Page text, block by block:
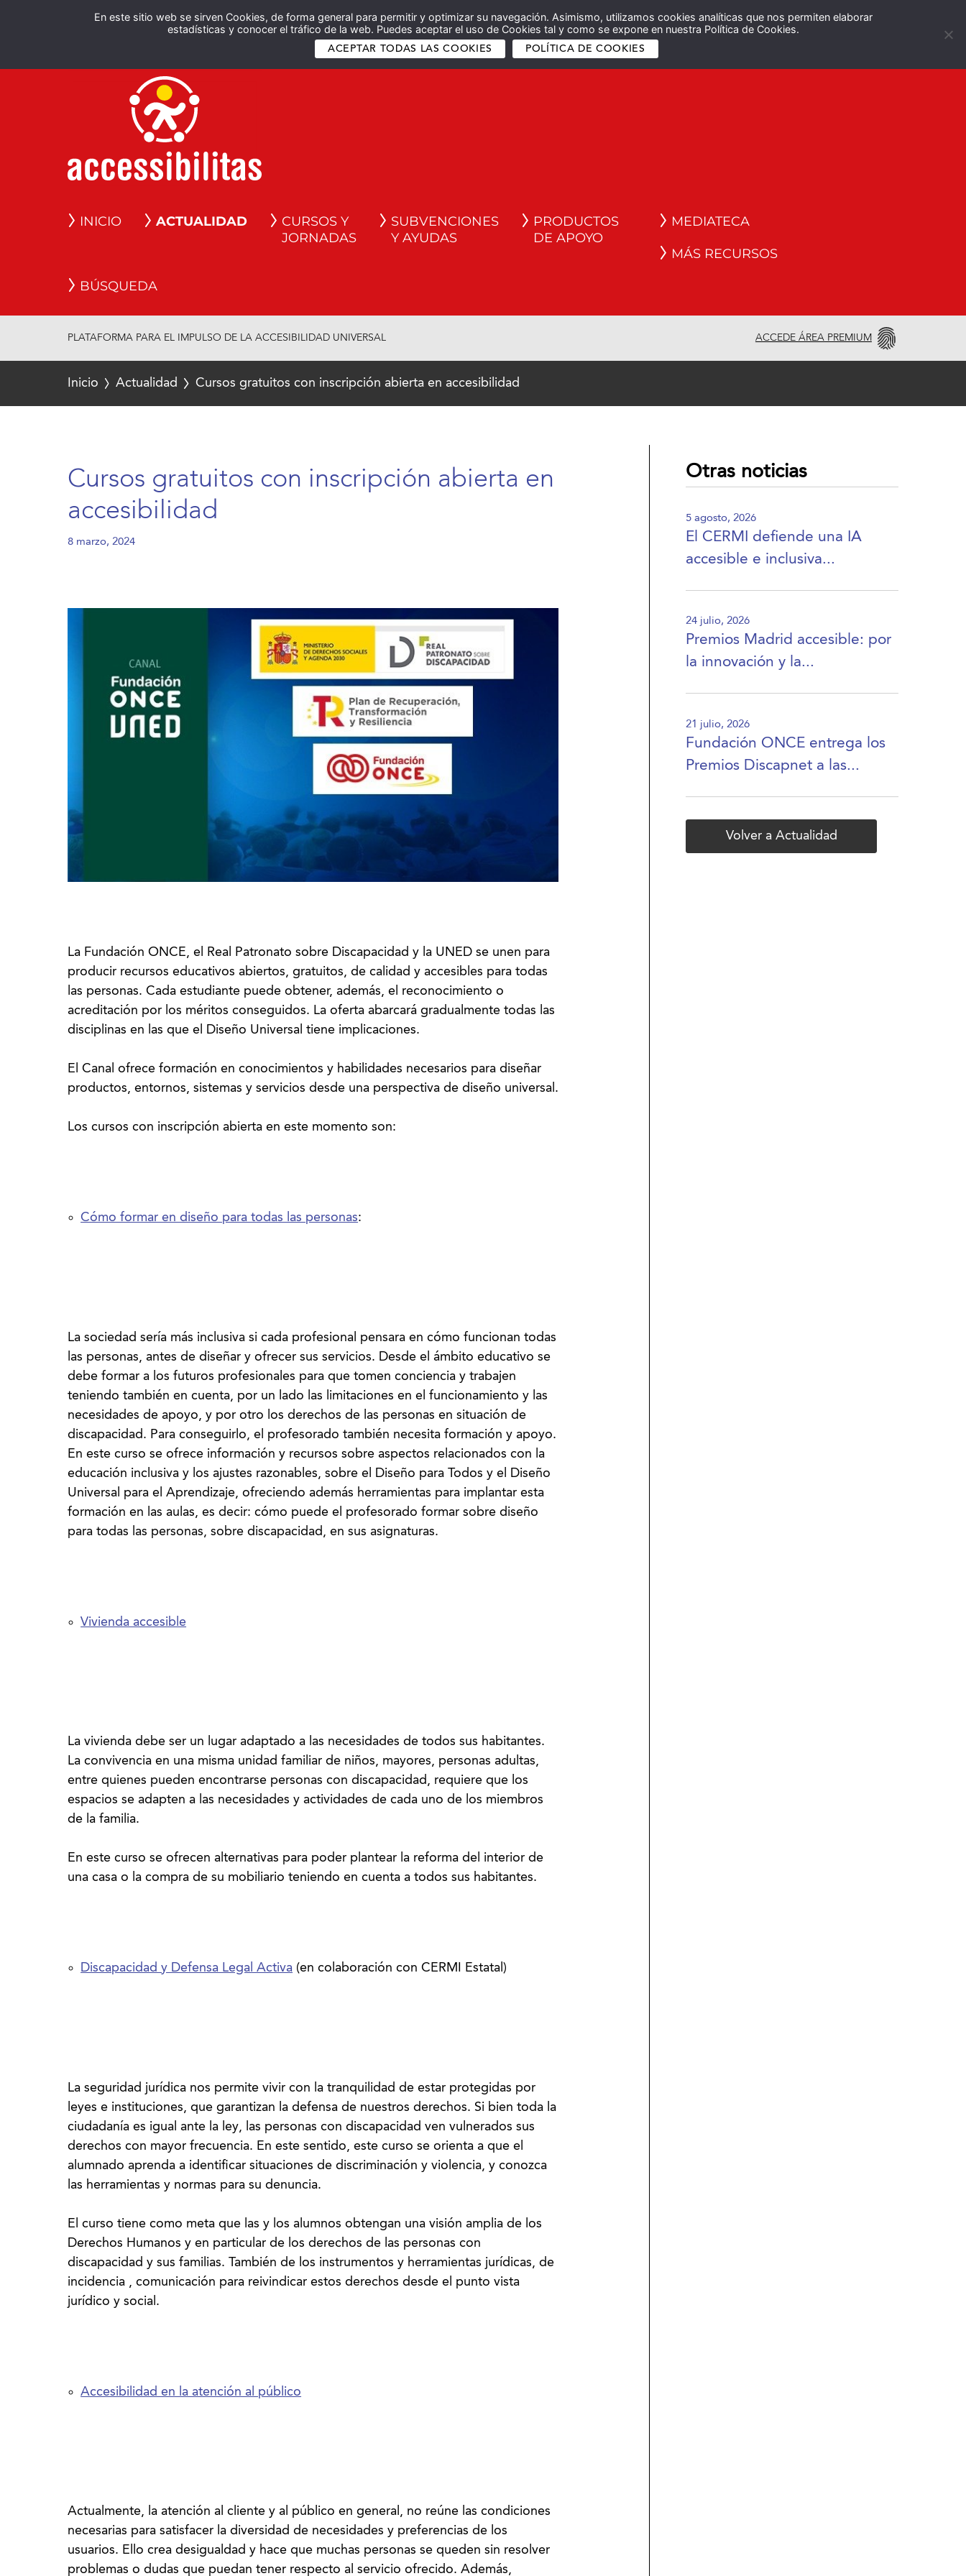
En este sitio web se sirven Cookies, de forma general para permitir y optimizar su navegación. Asimismo, utilizamos cookies analíticas que nos permiten elaborar
estadísticas y conocer el tráfico de la web. Puedes aceptar el uso de Cookies tal y como se expone en nuestra Política de Cookies.
ACEPTAR TODAS LAS COOKIES POLÍTICA DE COOKIES
Español English
INICIO ACTUALIDAD
CURSOS Y
JORNADAS
SUBVENCIONES
Y AYUDAS
PRODUCTOS
DE APOYO
MEDIATECA
MÁS RECURSOS
BÚSQUEDA
PLATAFORMA PARA EL IMPULSO DE LA ACCESIBILIDAD UNIVERSAL ACCEDE ÁREA PREMIUM
Inicio Actualidad Cursos gratuitos con inscripción abierta en accesibilidad
Cursos gratuitos con inscripción abierta en
accesibilidad
8 marzo, 2024
La Fundación ONCE, el Real Patronato sobre Discapacidad y la UNED se unen para
producir recursos educativos abiertos, gratuitos, de calidad y accesibles para todas
las personas. Cada estudiante puede obtener, además, el reconocimiento o
acreditación por los méritos conseguidos. La oferta abarcará gradualmente todas las
disciplinas en las que el Diseño Universal tiene implicaciones.
El Canal ofrece formación en conocimientos y habilidades necesarios para diseñar
productos, entornos, sistemas y servicios desde una perspectiva de diseño universal.
Cómo formar en diseño para todas las personas:
La sociedad sería más inclusiva si cada profesional pensara en cómo funcionan todas
las personas, antes de diseñar y ofrecer sus servicios. Desde el ámbito educativo se
debe formar a los futuros profesionales para que tomen conciencia y trabajen
teniendo también en cuenta, por un lado las limitaciones en el funcionamiento y las
necesidades de apoyo, y por otro los derechos de las personas en situación de
discapacidad. Para conseguirlo, el profesorado también necesita formación y apoyo.
En este curso se ofrece información y recursos sobre aspectos relacionados con la
educación inclusiva y los ajustes razonables, sobre el Diseño para Todos y el Diseño
Universal para el Aprendizaje, ofreciendo además herramientas para implantar esta
formación en las aulas, es decir: cómo puede el profesorado formar sobre diseño
Vivienda accesible
La vivienda debe ser un lugar adaptado a las necesidades de todos sus habitantes.
La convivencia en una misma unidad familiar de niños, mayores, personas adultas,
entre quienes pueden encontrarse personas con discapacidad, requiere que los
espacios se adapten a las necesidades y actividades de cada uno de los miembros
de la familia.
En este curso se ofrecen alternativas para poder plantear la reforma del interior de
Discapacidad y Defensa Legal Activa (en colaboración con CERMI Estatal)
La seguridad jurídica nos permite vivir con la tranquilidad de estar protegidas por
leyes e instituciones, que garantizan la defensa de nuestros derechos. Si bien toda la
ciudadanía es igual ante la ley, las personas con discapacidad ven vulnerados sus
derechos con mayor frecuencia. En este sentido, este curso se orienta a que el
alumnado aprenda a identificar situaciones de discriminación y violencia, y conozca
las herramientas y normas para su denuncia.
El curso tiene como meta que las y los alumnos obtengan una visión amplia de los
Derechos Humanos y en particular de los derechos de las personas con
discapacidad y sus familias. También de los instrumentos y herramientas jurídicas, de
incidencia , comunicación para reivindicar estos derechos desde el punto vista
Accesibilidad en la atención al público
Actualmente, la atención al cliente y al público en general, no reúne las condiciones
necesarias para satisfacer la diversidad de necesidades y preferencias de los
usuarios. Ello crea desigualdad y hace que muchas personas se queden sin resolver
problemas o dudas que puedan tener respecto al servicio ofrecido. Además,
Otras noticias
5 agosto, 2026
El CERMI defiende una IA
accesible e inclusiva...
24 julio, 2026
Premios Madrid accesible: por
la innovación y la...
21 julio, 2026
Fundación ONCE entrega los
Premios Discapnet a las...
Volver a Actualidad